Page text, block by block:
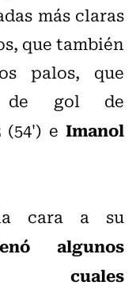
más claras
que también
palos, que
de gol de
(54') e Imanol
la cara a su
algunos
cuales